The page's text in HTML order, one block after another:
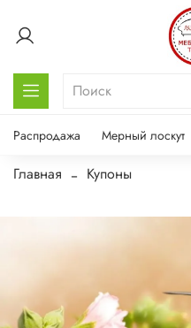
Распродажа Мерный лоскут
Главная Купоны